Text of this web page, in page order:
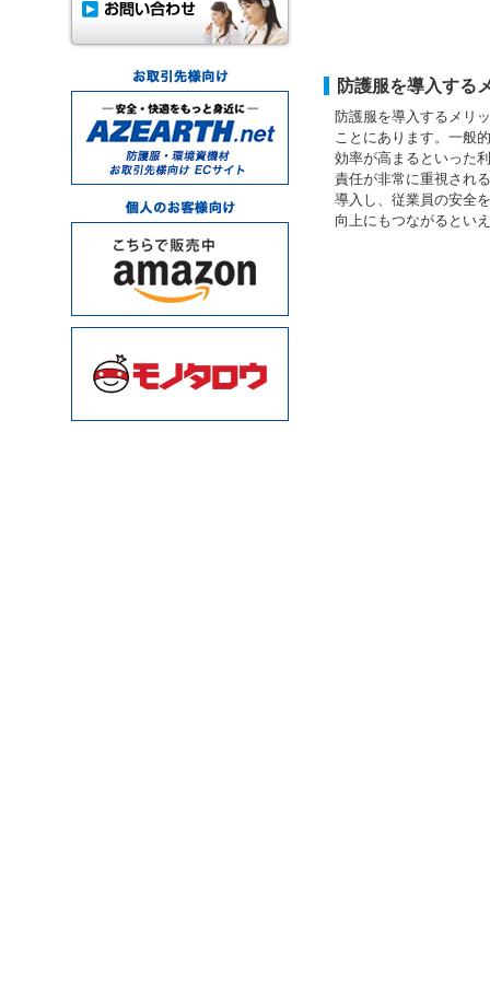
防護服を導入する
防護服を導入するメリ
ことにあります。一般
効率が高まるといった
責任が非常に重視され
導入し、従業員の安全
向上にもつながるとい